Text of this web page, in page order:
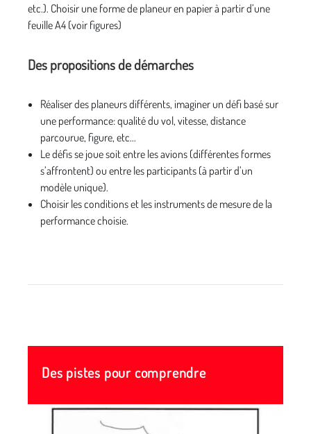
etc.). Choisir une forme de planeur en papier à partir d’une
feuille A4 (voir figures)
Des propositions de démarches
Réaliser des planeurs différents, imaginer un défi basé sur
une performance: qualité du vol, vitesse, distance
parcourue, figure, etc...
Le défis se joue soit entre les avions (différentes formes
s’affrontent) ou entre les participants (à partir d’un
modèle unique).
Choisir les conditions et les instruments de mesure de la
performance choisie.
Des pistes pour comprendre